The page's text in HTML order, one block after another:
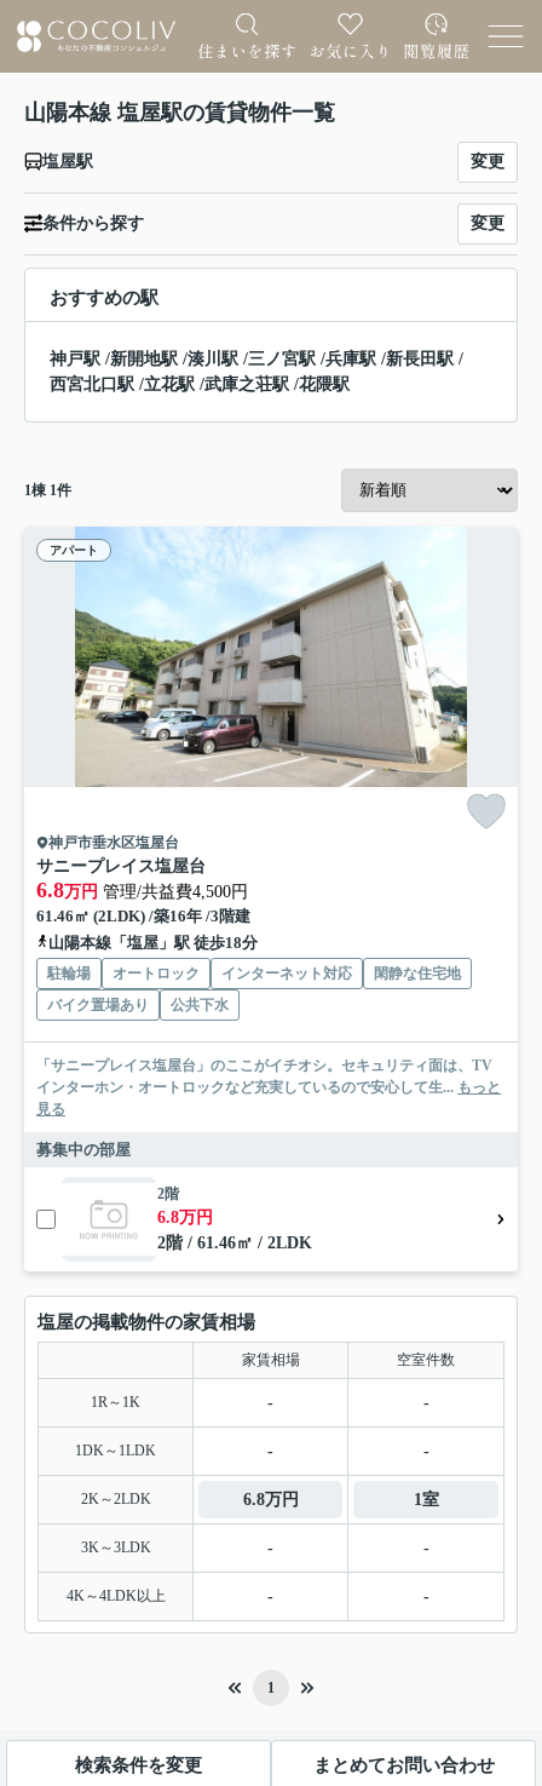
山陽本線 塩屋駅の賃貸物件一覧
塩屋駅 変更
条件から探す 変更
おすすめの駅
神戸駅 /新開地駅 /湊川駅 /三ノ宮駅 /兵庫駅 /新長田駅 /
西宮北口駅 /立花駅 /武庫之荘駅 /花隈駅
1棟 1件
アパート
神戸市垂水区塩屋台
サニープレイス塩屋台
6.8万円 管理/共益費4,500円
61.46㎡ (2LDK) /築16年 /3階建
山陽本線「塩屋」駅 徒歩18分
駐輪場 オートロック インターネット対応
閑静な住宅地
バイク置場あり
公共下水
「サニープレイス塩屋台」のここがイチオシ。セキュリティ面は、TV
インターホン・オートロックなど充実しているので安心して生... もっと
見る
募集中の部屋
2階
6.8万円
2階 / 61.46㎡ / 2LDK
塩屋の掲載物件の家賃相場
家賃相場 空室件数
1R～1K - -
1DK～1LDK - -
2K～2LDK 6.8万円 1室
3K～3LDK - -
4K～4LDK以上 - -
1
検索条件を変更 まとめてお問い合わせ